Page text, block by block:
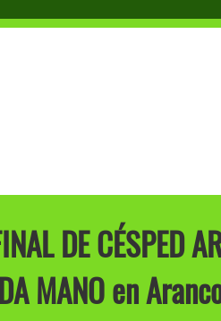
DE CÉSPED
MANO en